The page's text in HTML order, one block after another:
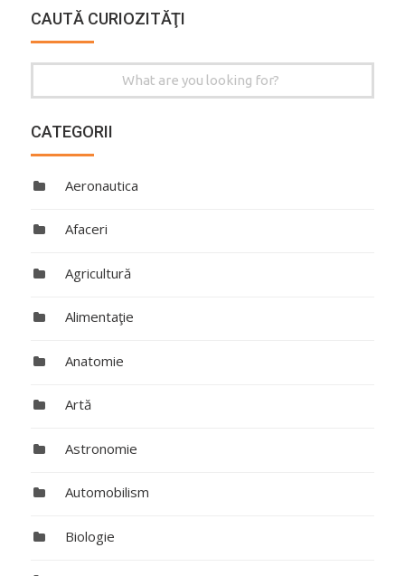
CAUTĂ CURIOZITĂŢI
for:
CATEGORII
Aeronautica
Afaceri
Agricultură
Alimentaţie
Anatomie
Artă
Astronomie
Automobilism
Biologie